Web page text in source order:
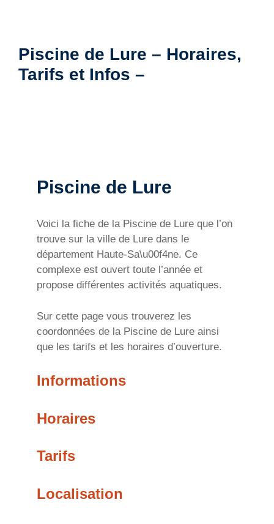
Piscine de Lure – Horaires,
Tarifs et Infos –
Piscine de Lure
Voici la fiche de la Piscine de Lure que l’on
trouve sur la ville de Lure dans le
département Haute-Sa\u00f4ne. Ce
complexe est ouvert toute l’année et
propose différentes activités aquatiques.
Sur cette page vous trouverez les
coordonnées de la Piscine de Lure ainsi
que les tarifs et les horaires d’ouverture.
Informations
Horaires
Tarifs
Localisation